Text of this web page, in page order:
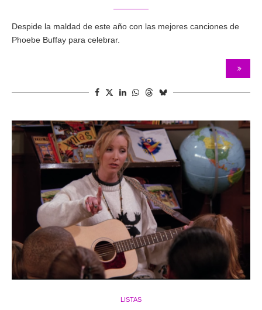
Despide la maldad de este año con las mejores canciones de
Phoebe Buffay para celebrar.
LISTAS